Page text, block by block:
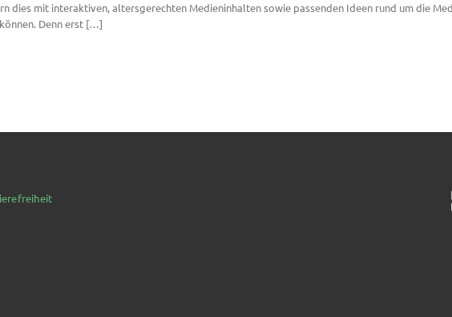
dies mit interaktiven, altersgerechten Medieninhalten sowie passenden Ideen rund um die
Denn erst […]